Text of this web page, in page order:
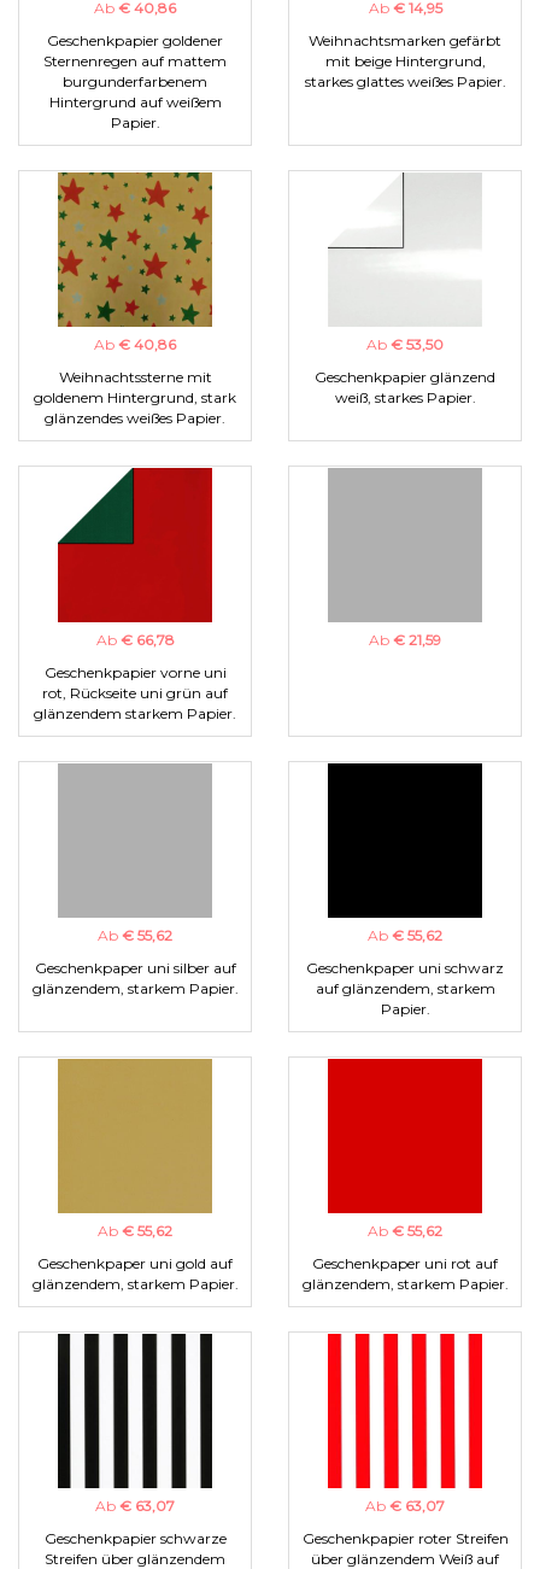
Ab € 40,86
Geschenkpapier goldener
Sternenregen auf mattem
burgunderfarbenem
Hintergrund auf weißem
Papier.
Ab € 14,95
Weihnachtsmarken gefärbt
mit beige Hintergrund,
starkes glattes weißes Papier.
Ab € 40,86
Weihnachtssterne mit
goldenem Hintergrund, stark
glänzendes weißes Papier.
Ab € 53,50
Geschenkpapier glänzend
weiß, starkes Papier.
Ab € 66,78
Geschenkpapier vorne uni
rot, Rückseite uni grün auf
glänzendem starkem Papier.
Ab € 21,59
Ab € 55,62
Geschenkpaper uni silber auf
glänzendem, starkem Papier.
Ab € 55,62
Geschenkpaper uni schwarz
auf glänzendem, starkem
Papier.
Ab € 55,62
Geschenkpaper uni gold auf
glänzendem, starkem Papier.
Ab € 55,62
Geschenkpaper uni rot auf
glänzendem, starkem Papier.
Ab € 63,07
Geschenkpapier schwarze
Streifen über glänzendem
Ab € 63,07
Geschenkpapier roter Streifen
über glänzendem Weiß auf